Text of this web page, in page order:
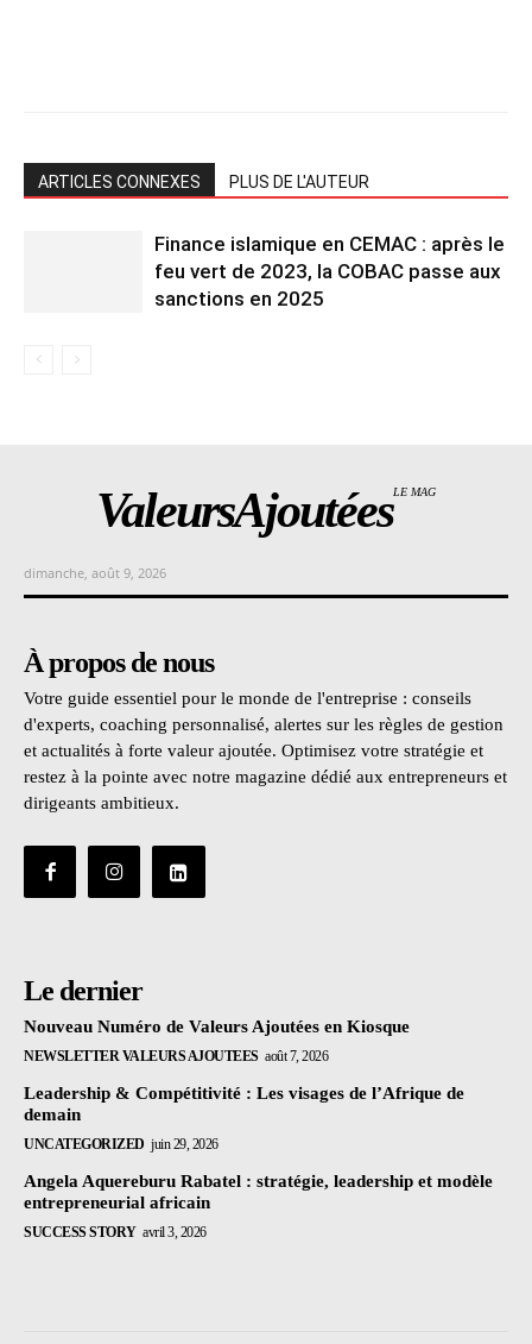
ARTICLES CONNEXES PLUS DE L'AUTEUR
Finance islamique en CEMAC : après le
feu vert de 2023, la COBAC passe aux
sanctions en 2025
ValeursAjoutéesLE MAG
dimanche, août 9, 2026
À propos de nous
Votre guide essentiel pour le monde de l'entreprise : conseils
d'experts, coaching personnalisé, alertes sur les règles de gestion
et actualités à forte valeur ajoutée. Optimisez votre stratégie et
restez à la pointe avec notre magazine dédié aux entrepreneurs et
dirigeants ambitieux.
Le dernier
Nouveau Numéro de Valeurs Ajoutées en Kiosque
NEWSLETTER VALEURS AJOUTEES août 7, 2026
Leadership & Compétitivité : Les visages de l’Afrique de
demain
UNCATEGORIZED juin 29, 2026
Angela Aquereburu Rabatel : stratégie, leadership et modèle
entrepreneurial africain
SUCCESS STORY avril 3, 2026